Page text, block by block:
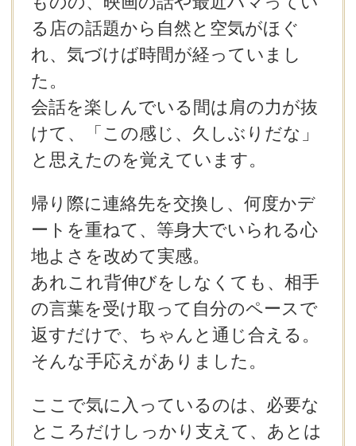
る店の話題から自然と空気がほぐ
れ、気づけば時間が経っていまし
た。
会話を楽しんでいる間は肩の力が抜
けて、「この感じ、久しぶりだな」
と思えたのを覚えています。
帰り際に連絡先を交換し、何度かデ
ートを重ねて、等身大でいられる心
地よさを改めて実感。
あれこれ背伸びをしなくても、相手
の言葉を受け取って自分のペースで
返すだけで、ちゃんと通じ合える。
そんな手応えがありました。
ここで気に入っているのは、必要な
ところだけしっかり支えて、あとは